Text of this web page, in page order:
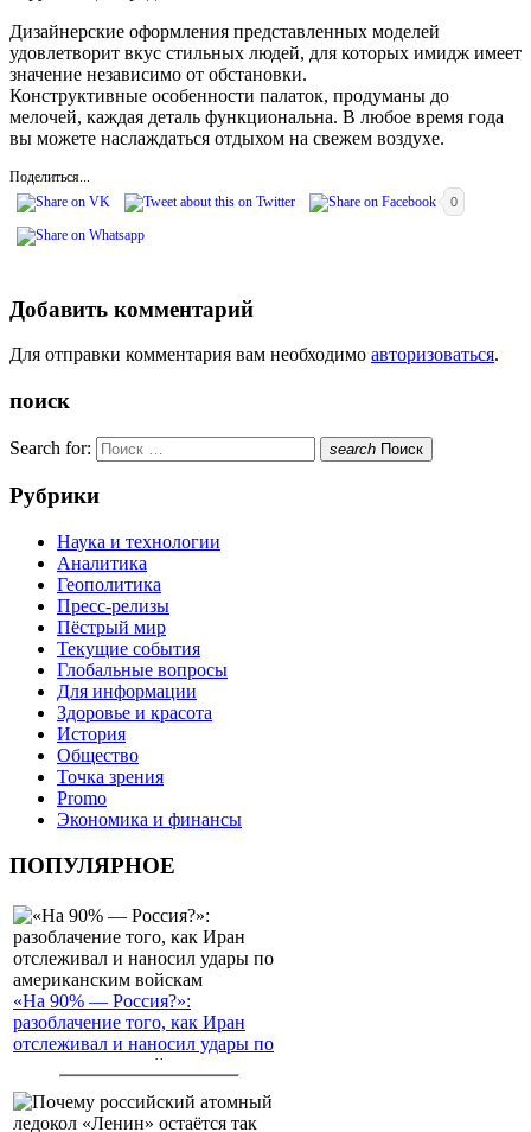
Дизайнерские оформления представленных моделей
удовлетворит вкус стильных людей, для которых имидж имеет
значение независимо от обстановки.
Конструктивные особенности палаток, продуманы до
мелочей, каждая деталь функциональна. В любое время года
вы можете наслаждаться отдыхом на свежем воздухе.
Поделиться...
0
Добавить комментарий
Для отправки комментария вам необходимо авторизоваться.
поиск
Search for: search Поиск
Рубрики
Наука и технологии
Аналитика
Геополитика
Пресс-релизы
Пёстрый мир
Текущие события
Глобальные вопросы
Для информации
Здоровье и красота
История
Общество
Точка зрения
Promo
Экономика и финансы
ПОПУЛЯРНОЕ
«На 90% — Россия?»:
разоблачение того, как Иран
отслеживал и наносил удары по
американским войскам